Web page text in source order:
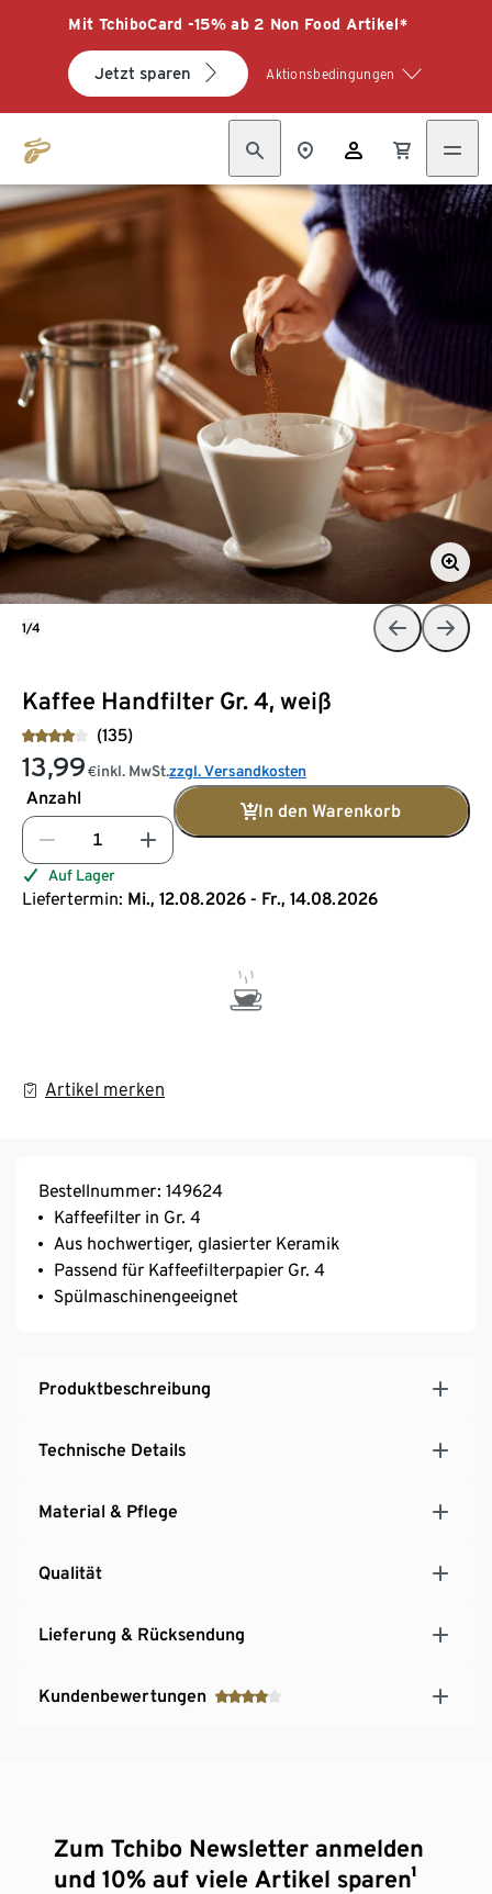
Mit TchiboCard -15% ab 2 Non Food Artikel*
Jetzt sparen Aktionsbedingungen
Kaffee Handfilter Gr. 4, weiß
(135)
13,99 €inkl. MwSt.zzgl. Versandkosten
Anzahl
In den Warenkorb
Auf Lager
Liefertermin: Mi., 12.08.2026 - Fr., 14.08.2026
Artikel merken
1/4
Bestellnummer: 149624
Kaffeefilter in Gr. 4
Aus hochwertiger, glasierter Keramik
Passend für Kaffeefilterpapier Gr. 4
Spülmaschinengeeignet
Produktbeschreibung
Technische Details
Material & Pflege
Qualität
Lieferung & Rücksendung
Kundenbewertungen
Zum Tchibo Newsletter anmelden
und 10% auf viele Artikel sparen¹